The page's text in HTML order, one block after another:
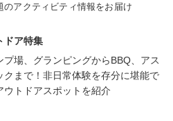
のアクティビティ情報をお届け
ドア特集
プ場、グランピングからBBQ、アス
クまで！非日常体験を存分に堪能で
ウトドアスポットを紹介